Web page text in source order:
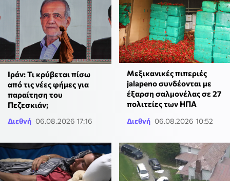
Ιράν: Τι κρύβεται πίσω
από τις νέες φήμες για
παραίτηση του
Πεζεσκιάν;
Διεθνή 06.08.2026 17:16
Μεξικανικές πιπεριές
jalapeno συνδέονται με
έξαρση σαλμονέλας σε 27
πολιτείες των ΗΠΑ
Διεθνή 06.08.2026 10:52